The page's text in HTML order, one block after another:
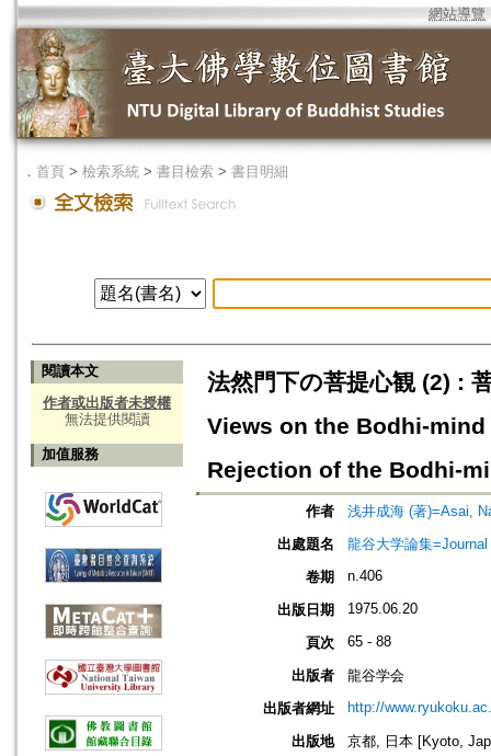
網站導覽
． 首頁 > 檢索系統 > 書目檢索 > 書目明細
閱讀本文
作者或出版者未授權
無法提供閱讀
加值服務
法然門下の菩提心観 (2) :
Views on the Bodhi-
Rejection of the Bodhi-
作者
浅井成海 (著)=Asai,
出處題名
龍谷大学論集
卷期
n.406
出版日期 1975.06.20
頁次 65 - 88
出版者
龍谷学会
出版者網址
http://
出版地
京都, 日本 [Kyoto,